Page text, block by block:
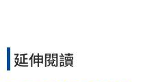
延伸閱讀